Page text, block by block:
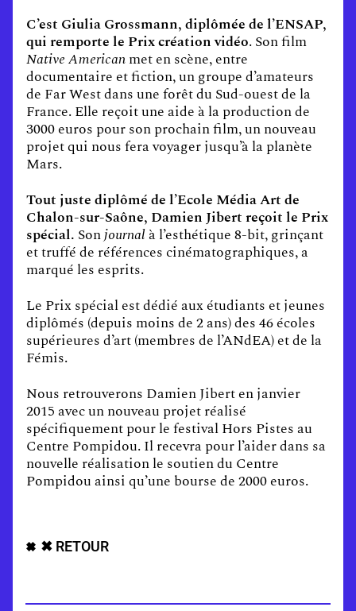
C’est Giulia Grossmann, diplômée de l’ENSAP,
qui remporte le Prix création vidéo. Son film
Native Americanmet en scène, entre
documentaire et fiction, un groupe d’amateurs
de Far West dans une forêt du Sud-ouest de la
France. Elle reçoit une aide à la production de
3000 euros pour son prochain film, un nouveau
projet qui nous fera voyager jusqu’à la planète
Mars.
Tout juste diplômé de l’Ecole Média Art de
Chalon-sur-Saône, Damien Jibert reçoit le Prix
spécial. Sonjournalà l’esthétique 8-bit, grinçant
et truffé de références cinématographiques, a
marqué les esprits.
Le Prix spécial est dédié aux étudiants et jeunes
diplômés (depuis moins de 2 ans) des 46 écoles
supérieures d’art (membres de l’ANdEA) et de la
Fémis.
Nous retrouverons Damien Jibert en janvier
2015 avec un nouveau projet réalisé
spécifiquement pour le festival Hors Pistes au
Centre Pompidou. Il recevra pour l’aider dans sa
nouvelle réalisation le soutien du Centre
Pompidou ainsi qu’une bourse de 2000 euros.
✖ RETOUR